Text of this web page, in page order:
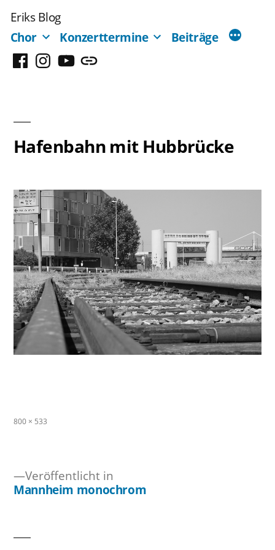
Inhalt
springen
Eriks Blog
Chor
Konzerttermine Beiträge
FacebookInstagram
YouTubeMastodon
Hafenbahn mit Hubbrücke
Originalgröße
800 × 533
Veröffentlicht in
Mannheim monochrom